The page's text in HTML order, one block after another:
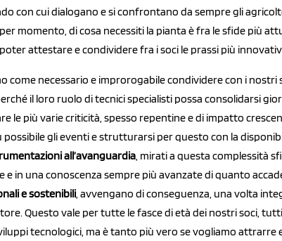
con cui dialogano e si confrontano da sempre gli
momento, di cosa necessiti la pianta è fra le sfide più
attestare e condividere fra i soci le prassi più
come necessario e improrogabile condividere con i nostri
il loro ruolo di tecnici specialisti possa consolidarsi
le più varie criticità, spesso repentine e di impatto
gli eventi e strutturarsi per questo con la
all’avanguardia , mirati a questa complessità
e in una conoscenza sempre più avanzate di quanto
e sostenibili , avvengano di conseguenza, una volta
Questo vale per tutte le fasce di età dei nostri soci,
tecnologici, ma è tanto più vero se vogliamo attrarre